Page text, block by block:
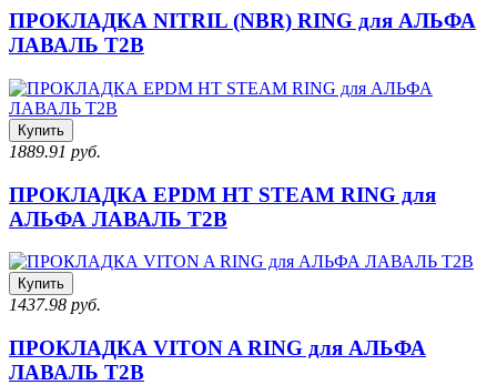
ПРОКЛАДКА NITRIL (NBR) RING для АЛЬФА
ЛАВАЛЬ T2B
Купить
1889.91 руб.
ПРОКЛАДКА EPDM HT STEAM RING для
АЛЬФА ЛАВАЛЬ T2B
Купить
1437.98 руб.
ПРОКЛАДКА VITON A RING для АЛЬФА
ЛАВАЛЬ T2B